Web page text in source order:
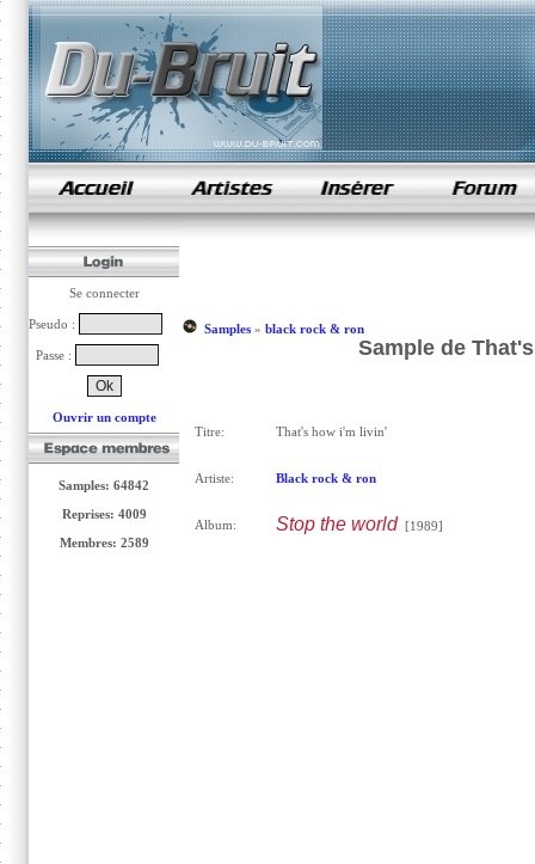
samples de rap
Se connecter
Pseudo :
Passe :
Ouvrir un compte
Samples: 64842
Reprises: 4009
Membres: 2589
Samples» black rock & ron
Sample de
Titre: That's how i'm livin'
Artiste: Black rock & ron
Album: Stop the world[1989]